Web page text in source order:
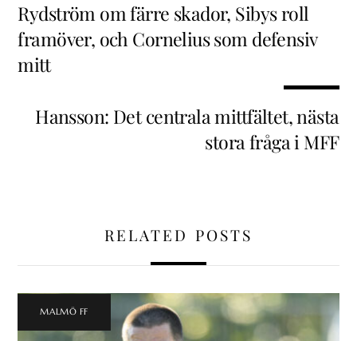
Rydström om färre skador, Sibys roll
framöver, och Cornelius som defensiv
mitt
Hansson: Det centrala mittfältet, nästa
stora fråga i MFF
RELATED POSTS
MALMÖ FF